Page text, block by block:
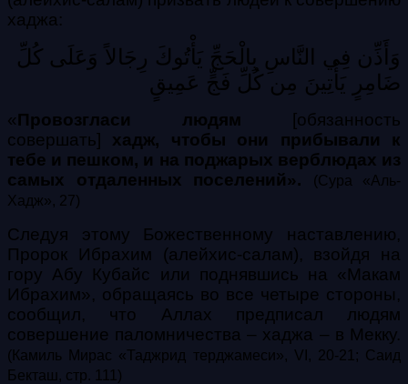
хаджа:
وَأَذِّن فِي النَّاسِ بِالْحَجِّ يَأْتُوكَ رِجَالاً وَعَلَى كُلِّ
ضَامِرٍ يَأْتِينَ مِن كُلِّ فَجٍّ عَمِيقٍ
«Провозгласи людям [обязанность
совершать] хадж, чтобы они прибывали к
тебе и пешком, и на поджарых верблюдах из
самых отдаленных поселений».
(Сура «Аль-
Хадж», 27)
Следуя этому Божественному наставлению,
Пророк Ибрахим (алейхис-салам), взойдя на
гору Абу Кубайс или поднявшись на «Макам
Ибрахим», обращаясь во все четыре стороны,
сообщил, что Аллах предписал людям
совершение паломничества – хаджа – в Мекку.
(Камиль Мирас «Таджрид терджамеси», VI, 20-21; Саид
Бекташ, стр. 111)